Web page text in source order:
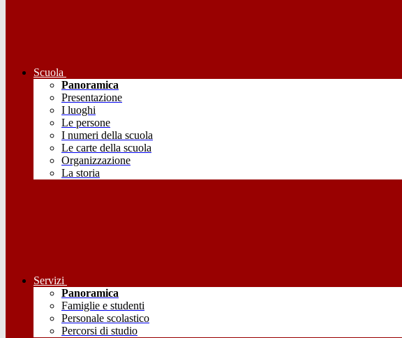
Scuola
Panoramica
Presentazione
I luoghi
Le persone
I numeri della scuola
Le carte della scuola
Organizzazione
La storia
Servizi
Panoramica
Famiglie e studenti
Personale scolastico
Percorsi di studio